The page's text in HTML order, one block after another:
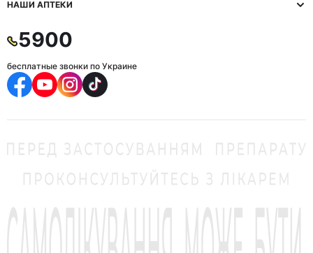
НАШИ АПТЕКИ
5900
бесплатные звонки по Украине